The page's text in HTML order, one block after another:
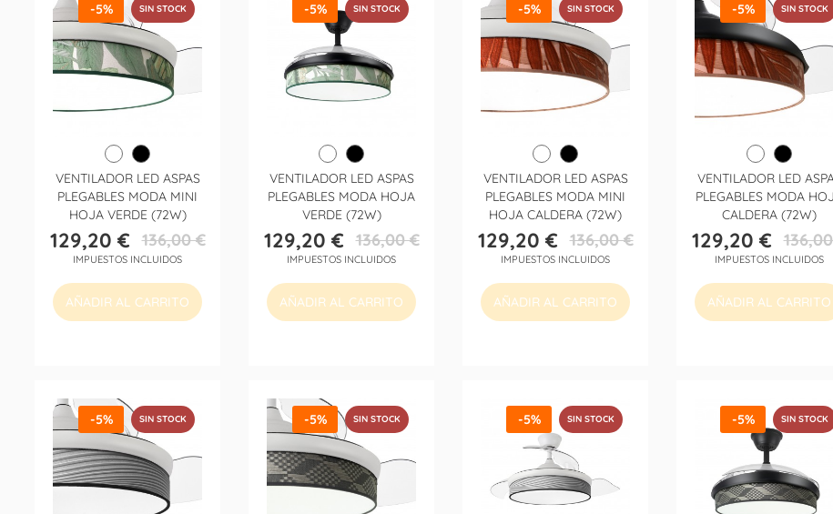
VENTILADOR LED ASPAS
PLEGABLES MODA MINI
HOJA VERDE (72W)
Precio
129,20 €Precio
base
136,00 €
IMPUESTOS INCLUIDOS
-5% SIN STOCK
AÑADIR AL CARRITO
VENTILADOR LED ASPAS
PLEGABLES MODA HOJA
VERDE (72W)
Precio
129,20 €Precio
base
136,00 €
IMPUESTOS INCLUIDOS
-5% SIN STOCK
AÑADIR AL CARRITO
VENTILADOR LED ASPAS
PLEGABLES MODA MINI
HOJA CALDERA (72W)
Precio
129,20 €Precio
base
136,00 €
IMPUESTOS INCLUIDOS
-5% SIN STOCK
AÑADIR AL CARRITO
VENTILADOR LED
PLEGABLES MODA
CALDERA (72W)
Precio
129,20 €Precio
base
IMPUESTOS INCLUIDOS
-5% SIN STOCK
AÑADIR AL CARRITO
-5% SIN STOCK -5% SIN STOCK -5% SIN STOCK -5% SIN STOCK